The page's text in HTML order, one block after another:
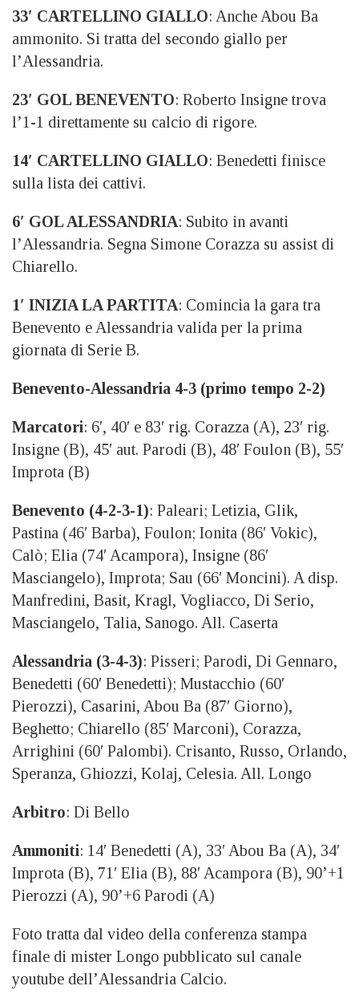
33′ CARTELLINO GIALLO: Anche Abou Ba
ammonito. Si tratta del secondo giallo per
l’Alessandria.
23′ GOL BENEVENTO: Roberto Insigne trova
l’1-1 direttamente su calcio di rigore.
14′ CARTELLINO GIALLO: Benedetti finisce
sulla lista dei cattivi.
6′ GOL ALESSANDRIA: Subito in avanti
l’Alessandria. Segna Simone Corazza su assist di
Chiarello.
1′ INIZIA LA PARTITA: Comincia la gara tra
Benevento e Alessandria valida per la prima
giornata di Serie B.
Benevento-Alessandria 4-3 (primo tempo 2-2)
Marcatori: 6′, 40′ e 83′ rig. Corazza (A), 23′ rig.
Insigne (B), 45′ aut. Parodi (B), 48′ Foulon (B), 55′
Improta (B)
Benevento (4-2-3-1): Paleari; Letizia, Glik,
Pastina (46′ Barba), Foulon; Ionita (86′ Vokic),
Calò; Elia (74′ Acampora), Insigne (86′
Masciangelo), Improta; Sau (66′ Moncini). A disp.
Manfredini, Basit, Kragl, Vogliacco, Di Serio,
Masciangelo, Talia, Sanogo. All. Caserta
Alessandria (3-4-3): Pisseri; Parodi, Di Gennaro,
Benedetti (60′ Benedetti); Mustacchio (60′
Pierozzi), Casarini, Abou Ba (87′ Giorno),
Beghetto; Chiarello (85′ Marconi), Corazza,
Arrighini (60′ Palombi). Crisanto, Russo, Orlando,
Speranza, Ghiozzi, Kolaj, Celesia. All. Longo
Arbitro: Di Bello
Ammoniti: 14′ Benedetti (A), 33′ Abou Ba (A), 34′
Improta (B), 71′ Elia (B), 88′ Acampora (B), 90’+1
Pierozzi (A), 90’+6 Parodi (A)
Foto tratta dal video della conferenza stampa
finale di mister Longo pubblicato sul canale
youtube dell’Alessandria Calcio.